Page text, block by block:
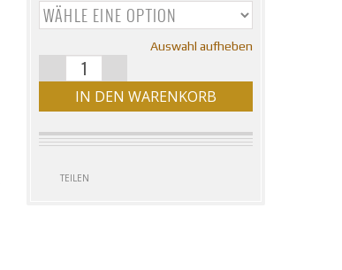
Auswahl aufheben
BAUMKUCHEN
LEA MENGEIN DEN WARENKORB
TEILEN